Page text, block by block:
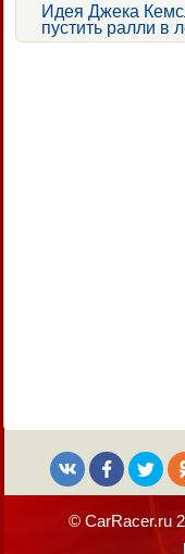
Идея Джека
пустить ралли в
© CarRacer.ru